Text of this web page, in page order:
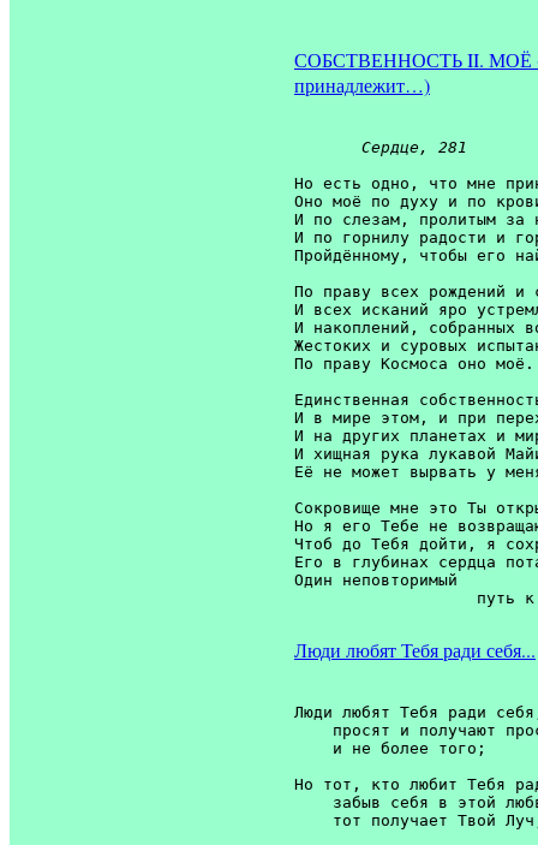
СОБСТВЕННОСТЬ II. МОЁ
принадлежит…)
Сердце, 281
Но есть одно, что мне
Оно моё по духу и по
И по слезам, пролитым за
И по горнилу радости и
Пройдённому, чтобы его
По праву всех рождений и
И всех исканий яро
И накоплений, собранных
Жестоких и суровых
По праву Космоса оно моё.
Единственная
И в мире этом, и при
И на других планетах и
И хищная рука лукавой
Её не может вырвать у
Сокровище мне это Ты
Но я его Тебе не
Чтоб до Тебя дойти, я
Его в глубинах сердца
Один неповторимый
Люди любят Тебя ради себя...
Люди любят Тебя ради
просят и получают
    и не более того;
Но тот, кто любит Тебя
забыв себя в этой
тот получает Твой